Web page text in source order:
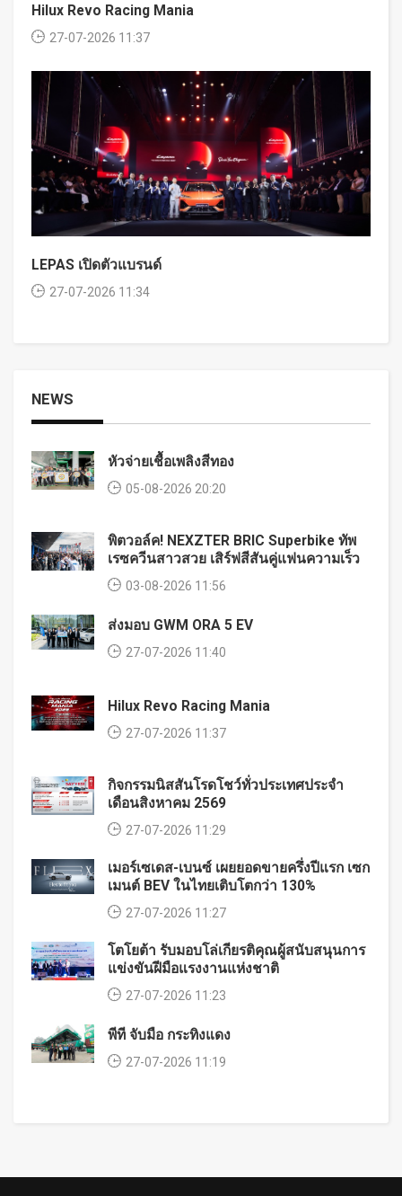
Hilux Revo Racing Mania
27-07-2026 11:37
LEPAS เปิดตัวแบรนด์
27-07-2026 11:34
NEWS
หัวจ่ายเชื้อเพลิงสีทอง
05-08-2026 20:20
พิตวอล์ค! NEXZTER BRIC Superbike ทัพ
เรซควีนสาวสวย เสิร์ฟสีสันคู่แฟนความเร็ว
03-08-2026 11:56
ส่งมอบ GWM ORA 5 EV
27-07-2026 11:40
Hilux Revo Racing Mania
27-07-2026 11:37
กิจกรรมนิสสันโรดโชว์ทั่วประเทศประจำ
เดือนสิงหาคม 2569
27-07-2026 11:29
เมอร์เซเดส-เบนซ์ เผยยอดขายครึ่งปีแรก เซก
เมนต์ BEV ในไทยเติบโตกว่า 130%
27-07-2026 11:27
โตโยต้า รับมอบโล่เกียรติคุณผู้สนับสนุนการ
แข่งขันฝีมือแรงงานแห่งชาติ
27-07-2026 11:23
พีที จับมือ กระทิงแดง
27-07-2026 11:19